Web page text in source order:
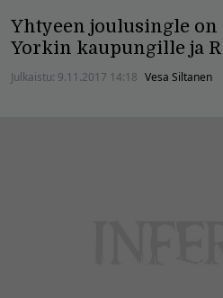
Yhtyeen joulusingle
Yorkin kaupungille ja
Julkaistu: 9.11.2017 14:18 Vesa Siltanen